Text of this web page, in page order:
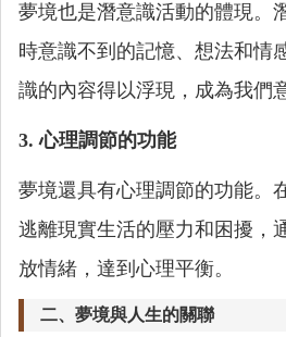
夢境也是潛意識活動的體現。
時意識不到的記憶、想法和情
識的內容得以浮現，成為我們
3. 心理調節的功能
夢境還具有心理調節的功能。
逃離現實生活的壓力和困擾，
放情緒，達到心理平衡。
二、夢境與人生的關聯